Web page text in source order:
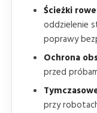
Ścieżki
oddzielenie
poprawy
Ochrona
przed
przy